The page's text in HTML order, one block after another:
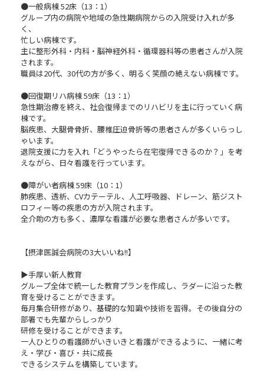
●一般病棟 52床（13：1）
グループ内の病院や地域の急性期病院からの入院受け入れが多
く、
忙しい病棟です。
主に整形外科・内科・脳神経外科・循環器科等の患者さんが入院
されます。
職員は20代、30代の方が多く、明るく笑顔の絶えない病棟です。
●回復期リハ病棟 59床（13：1）
急性期治療を終え、社会復帰までのリハビリを主に行っていく病
棟です。
脳疾患、大腿骨骨折、腰椎圧迫骨折等の患者さんが多くいらっし
ゃいます。
退院支援に力を入れ「どうやったら在宅復帰できるのか？」を考
えながら、日々看護を行っています。
●障がい者病棟 59床（10：1）
肺疾患、透析、CVカテーテル、人工呼吸器、ドレーン、筋ジスト
ロフィー等の疾患の方が入院されます。
全介助の方も多く、濃厚な看護が必要な患者さんが多いです。
【摂津医誠会病院の3大いいね!!】
▶手厚い新人教育
グループ全体で統一した教育プランを作成し、ラダーに沿った教
育を受けることができます。
毎月集合研修があり、基礎的な知識や技術を習得。その後自分の
部署でも先輩からしっかり
研修を受けることができます。
一人ひとりの看護師がいきいきと看護ができるように、一緒に考
え・学び・喜び・共に成長
できるシステムを構築しています。